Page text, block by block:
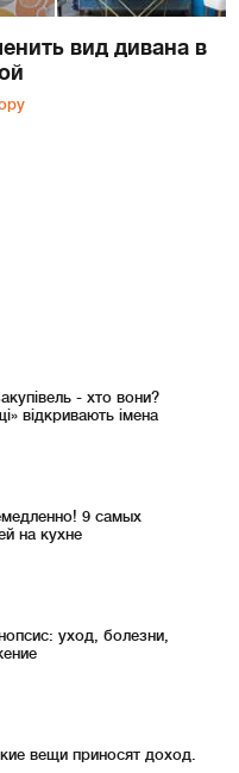
вид дивана в
- хто вони?
відкривають імена
9 самых
на кухне
уход, болезни,
вещи приносят доход.